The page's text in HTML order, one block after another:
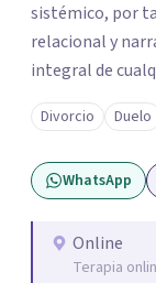
sistémico, por
relacional y
integral de
consultantes y
procesos de
la movilización
bienestar.
Divorcio Duelo
WhatsApp
Online
Terapia